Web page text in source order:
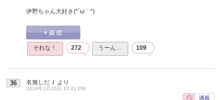
伊野ちゃん大好き(*´ω｀*)
それな！ 272 うーん… 109
36 名無しだＪ より
2016年1月26日 10:41 PM